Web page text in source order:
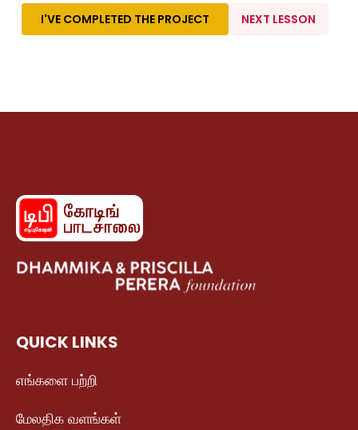
I'VE COMPLETED THE PROJECT NEXT LESSON
QUICK LINKS
எங்களை பற்றி
மேலதிக வளங்கள்